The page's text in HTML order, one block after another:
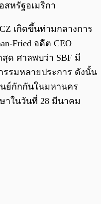
หรัฐอเมริกา
เกิดขึ้นท่ามกลางการ
Fried อดีต CEO
ด ศาลพบว่า SBF มี
รมหลายประการ ดังนั้น
ย์กักกันในมหานคร
าในวันที่ 28 มีนาคม